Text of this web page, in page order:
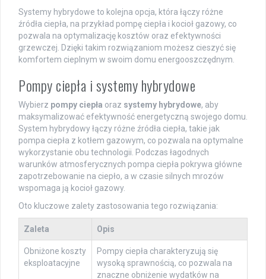
Systemy hybrydowe to kolejna opcja, która łączy różne
źródła ciepła, na przykład pompę ciepła i kocioł gazowy, co
pozwala na optymalizację kosztów oraz efektywności
grzewczej. Dzięki takim rozwiązaniom możesz cieszyć się
komfortem cieplnym w swoim domu energooszczędnym.
Pompy ciepła i systemy hybrydowe
Wybierz pompy ciepła oraz systemy hybrydowe, aby
maksymalizować efektywność energetyczną swojego domu.
System hybrydowy łączy różne źródła ciepła, takie jak
pompa ciepła z kotłem gazowym, co pozwala na optymalne
wykorzystanie obu technologii. Podczas łagodnych
warunków atmosferycznych pompa ciepła pokrywa główne
zapotrzebowanie na ciepło, a w czasie silnych mrozów
wspomaga ją kocioł gazowy.
Oto kluczowe zalety zastosowania tego rozwiązania:
Zaleta Opis
Obniżone koszty
eksploatacyjne
Pompy ciepła charakteryzują się
wysoką sprawnością, co pozwala na
znaczne obniżenie wydatków na